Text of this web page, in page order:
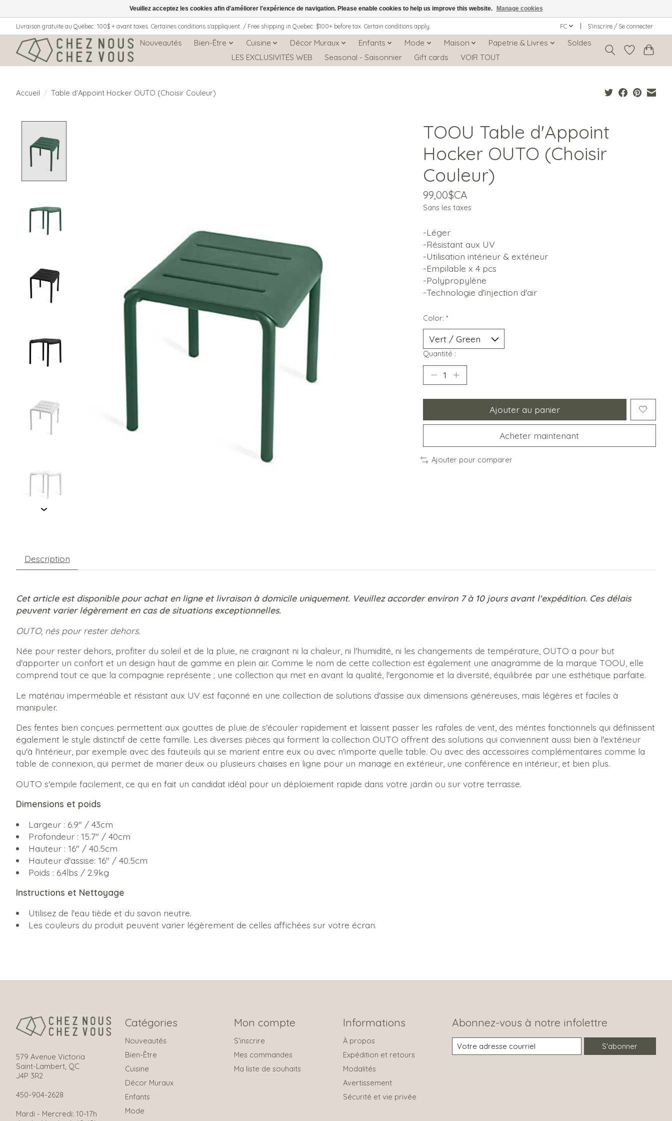
Livraison gratuite au Québec: 100$ + avant taxes. Certaines conditions s'appliquent. / Free shipping in Quebec: $100+ before tax. Certain conditions apply. FC S’inscrire / Se connecter
Nouveautés Bien-Être Cuisine Décor Muraux Enfants Mode Maison Papetrie & Livres
Soldes
LES EXCLUSIVITÉS WEB
Seasonal - Saisonnier Gift cards VOIR TOUT
Accueil / Table d'Appoint Hocker OUTO (Choisir Couleur)
TOOU Table d'Appoint
Hocker OUTO (Choisir
Couleur)
99,00$CA
Sans les taxes
-Léger
-Résistant aux UV
-Utilisation intérieur & extérieur
-Empilable x 4 pcs
-Polypropylène
-Technologie d'injection d'air
Color: *
Quantité :
Ajouter au panier
Acheter maintenant
Ajouter pour comparer
Description
Cet article est disponible pour achat en ligne et livraison à domicile uniquement. Veuillez accorder environ 7 à 10 jours avant l'expédition. Ces délais
peuvent varier légèrement en cas de situations exceptionnelles.
OUTO, nés pour rester dehors.
Née pour rester dehors, profiter du soleil et de la pluie, ne craignant ni la chaleur, ni l'humidité, ni les changements de température, OUTO a pour but
d'apporter un confort et un design haut de gamme en plein air. Comme le nom de cette collection est également une anagramme de la marque TOOU, elle
comprend tout ce que la compagnie représente ; une collection qui met en avant la qualité, l'ergonomie et la diversité, équilibrée par une esthétique parfaite.
Le matériau imperméable et résistant aux UV est façonné en une collection de solutions d'assise aux dimensions généreuses, mais légères et faciles à
manipuler.
Des fentes bien conçues permettent aux gouttes de pluie de s'écouler rapidement et laissent passer les rafales de vent, des mérites fonctionnels qui définissent
également le style distinctif de cette famille. Les diverses pièces qui forment la collection OUTO offrent des solutions qui conviennent aussi bien à l'extérieur
qu'à l'intérieur, par exemple avec des fauteuils qui se marient entre eux ou avec n'importe quelle table. Ou avec des accessoires complémentaires comme la
table de connexion, qui permet de marier deux ou plusieurs chaises en ligne pour un mariage en extérieur, une conférence en intérieur, et bien plus.
OUTO s'empile facilement, ce qui en fait un candidat idéal pour un déploiement rapide dans votre jardin ou sur votre terrasse.
Dimensions et poids
Largeur : 6.9" / 43cm
Profondeur : 15.7" / 40cm
Hauteur : 16" / 40.5cm
Hauteur d'assise: 16" / 40.5cm
Poids : 6.4lbs / 2.9kg
Instructions et Nettoyage
Utilisez de l'eau tiède et du savon neutre.
Les couleurs du produit peuvent varier légèrement de celles affichées sur votre écran.
579 Avenue Victoria
Saint-Lambert, QC
J4P 3R2
450-904-2628
Mardi - Mercredi: 10-17h
Catégories
Nouveautés
Bien-Être
Cuisine
Décor Muraux
Enfants
Mode
Mon compte
S'inscrire
Mes commandes
Ma liste de souhaits
Informations
À propos
Expédition et retours
Modalités
Avertissement
Sécurité et vie privée
Abonnez-vous à notre infolettre
S'abonner
Veuillez acceptez les cookies afin d'améliorer l'expérience de navigation. Please enable cookies to help us improve this website. Manage cookies